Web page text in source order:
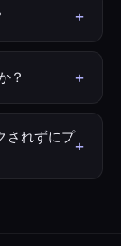
さい。資産
ルを使い切
+
の大金で
算を5年間
？ +
超高級スーパ
活用して
されずにプ+